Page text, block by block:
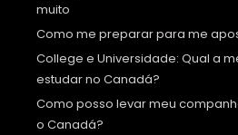
muito
Como me preparar para me
College e Universidade: Qual a
estudar no Canadá?
Como posso levar meu
o Canadá?